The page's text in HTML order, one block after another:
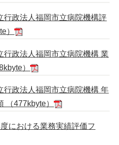
行政法人福岡市立病院機構評
）
行政法人福岡市立病院機構 業
）
行政法人福岡市立病院機構 年
（477kbyte）
における業務実績評価フ